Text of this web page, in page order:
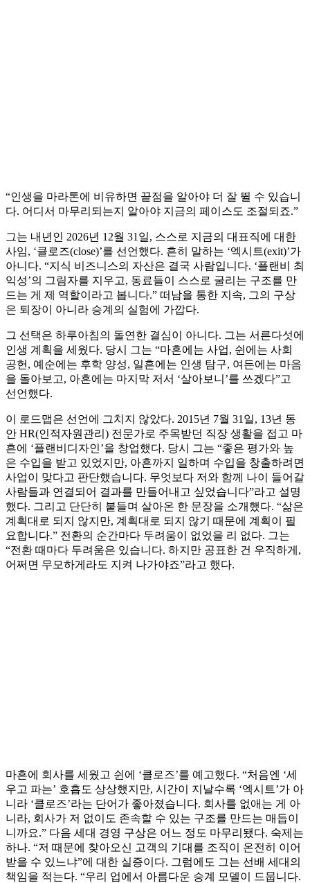
“인생을 마라톤에 비유하면 끝점을 알아야 더 잘 뛸 수 있습니
다. 어디서 마무리되는지 알아야 지금의 페이스도 조절되죠.”
그는 내년인 2026년 12월 31일, 스스로 지금의 대표직에 대한
사임, ‘클로즈(close)’를 선언했다. 흔히 말하는 ‘엑시트(exit)’가
아니다. “지식 비즈니스의 자산은 결국 사람입니다. ‘플랜비 최
익성’의 그림자를 지우고, 동료들이 스스로 굴리는 구조를 만
드는 게 제 역할이라고 봅니다.” 떠남을 통한 지속, 그의 구상
은 퇴장이 아니라 승계의 실험에 가깝다.
그 선택은 하루아침의 돌연한 결심이 아니다. 그는 서른다섯에
인생 계획을 세웠다. 당시 그는 “마흔에는 사업, 쉰에는 사회
공헌, 예순에는 후학 양성, 일흔에는 인생 탐구, 여든에는 마음
을 돌아보고, 아흔에는 마지막 저서 ‘살아보니’를 쓰겠다”고
선언했다.
이 로드맵은 선언에 그치지 않았다. 2015년 7월 31일, 13년 동
안 HR(인적자원관리) 전문가로 주목받던 직장 생활을 접고 마
흔에 ‘플랜비디자인’을 창업했다. 당시 그는 “좋은 평가와 높
은 수입을 받고 있었지만, 아흔까지 일하며 수입을 창출하려면
사업이 맞다고 판단했습니다. 무엇보다 저와 함께 나이 들어갈
사람들과 연결되어 결과를 만들어내고 싶었습니다”라고 설명
했다. 그리고 단단히 붙들며 살아온 한 문장을 소개했다. “삶은
계획대로 되지 않지만, 계획대로 되지 않기 때문에 계획이 필
요합니다.” 전환의 순간마다 두려움이 없었을 리 없다. 그는
“전환 때마다 두려움은 있습니다. 하지만 공표한 건 우직하게,
어쩌면 무모하게라도 지켜 나가야죠”라고 했다.
마흔에 회사를 세웠고 쉰에 ‘클로즈’를 예고했다. “처음엔 ‘세
우고 파는’ 호흡도 상상했지만, 시간이 지날수록 ‘엑시트’가 아
니라 ‘클로즈’라는 단어가 좋아졌습니다. 회사를 없애는 게 아
니라, 회사가 저 없이도 존속할 수 있는 구조를 만드는 매듭이
니까요.” 다음 세대 경영 구상은 어느 정도 마무리됐다. 숙제는
하나. “저 때문에 찾아오신 고객의 기대를 조직이 온전히 이어
받을 수 있느냐”에 대한 실증이다. 그럼에도 그는 선배 세대의
책임을 적는다. “우리 업에서 아름다운 승계 모델이 드뭅니다.